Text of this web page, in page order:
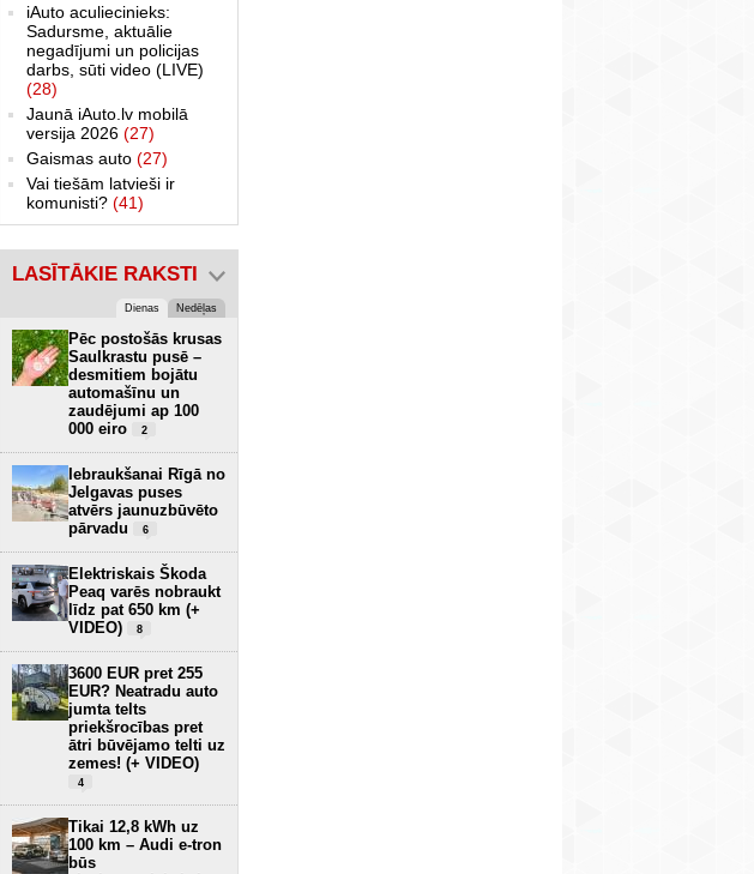
iAuto aculiecinieks:
Sadursme, aktuālie
negadījumi un policijas
darbs, sūti video (LIVE)
(28)
Jaunā iAuto.lv mobilā
versija 2026 (27)
Gaismas auto (27)
Vai tiešām latvieši ir
komunisti? (41)
LASĪTĀKIE RAKSTI
Dienas Nedēļas
Pēc postošās krusas
Saulkrastu pusē –
desmitiem bojātu
automašīnu un
zaudējumi ap 100
000 eiro
2
Iebraukšanai Rīgā no
Jelgavas puses
atvērs jaunuzbūvēto
pārvadu
6
Elektriskais Škoda
Peaq varēs nobraukt
līdz pat 650 km (+
VIDEO)
8
3600 EUR pret 255
EUR? Neatradu auto
jumta telts
priekšrocības pret
ātri būvējamo telti uz
zemes! (+ VIDEO)
4
Tikai 12,8 kWh uz
100 km – Audi e-tron
būs